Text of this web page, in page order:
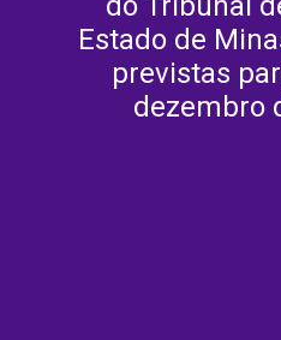
Estado de
previstas
dezembro